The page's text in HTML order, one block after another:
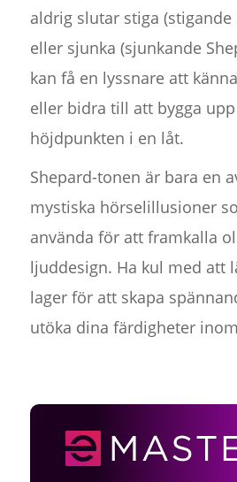
aldrig slutar stiga (stigande
eller sjunka (sjunkande
kan få en lyssnare att
eller bidra till att bygga
höjdpunkten i en låt.
Shepard-tonen är bara en
mystiska hörselillusioner
använda för att framkalla
ljuddesign. Ha kul med att
lager för att skapa
utöka dina färdigheter